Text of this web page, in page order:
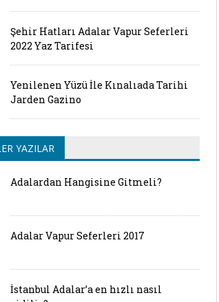
Şehir Hatları Adalar Vapur Seferleri
2022 Yaz Tarifesi
Yenilenen Yüzü İle Kınalıada Tarihi
Jarden Gazino
YAZILAR
Adalardan Hangisine Gitmeli?
Adalar Vapur Seferleri 2017
İstanbul Adalar’a en hızlı nasıl